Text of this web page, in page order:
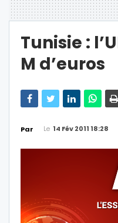
Tunisie :
M d’euros
Par Le 14 Fév 2011 18:28